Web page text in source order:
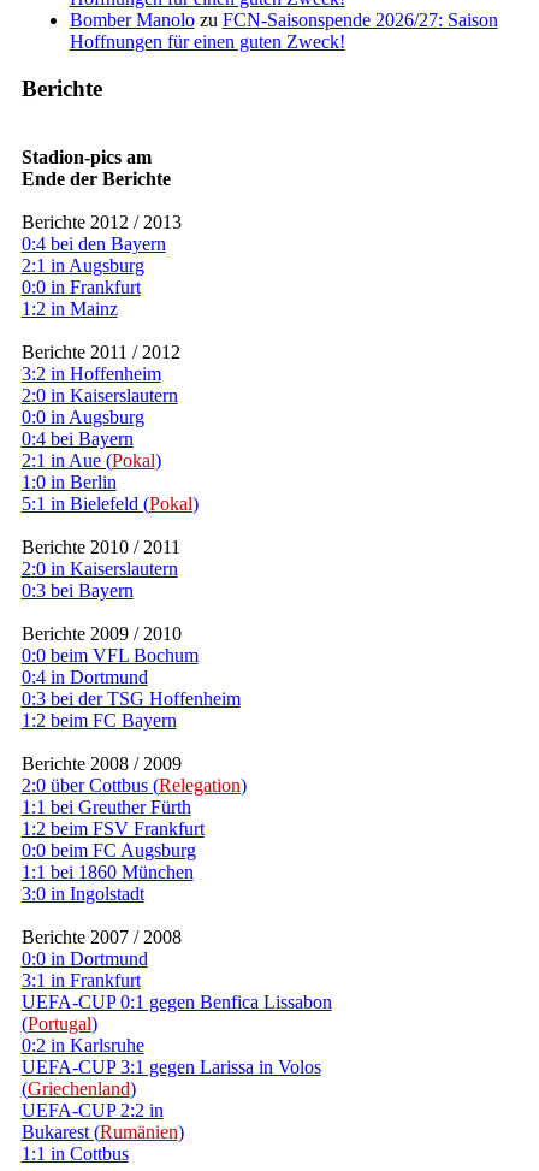
Bomber Manolozu FCN-Saisonspende 2026/27: Saison
Hoffnungen für einen guten Zweck!
Berichte
Stadion-pics am
Ende der Berichte
Berichte 2012 / 2013
0:4 bei den Bayern
2:1 in Augsburg
0:0 in Frankfurt
1:2 in Mainz
Berichte 2011 / 2012
3:2 in Hoffenheim
2:0 in Kaiserslautern
0:0 in Augsburg
0:4 bei Bayern
2:1 in Aue (Pokal)
1:0 in Berlin
5:1 in Bielefeld (Pokal)
Berichte 2010 / 2011
2:0 in Kaiserslautern
0:3 bei Bayern
Berichte 2009 / 2010
0:0 beim VFL Bochum
0:4 in Dortmund
0:3 bei der TSG Hoffenheim
1:2 beim FC Bayern
Berichte 2008 / 2009
2:0 über Cottbus (Relegation)
1:1 bei Greuther Fürth
1:2 beim FSV Frankfurt
0:0 beim FC Augsburg
1:1 bei 1860 München
3:0 in Ingolstadt
Berichte 2007 / 2008
0:0 in Dortmund
3:1 in Frankfurt
UEFA-CUP 0:1 gegen Benfica Lissabon
(Portugal)
0:2 in Karlsruhe
UEFA-CUP 3:1 gegen Larissa in Volos
(Griechenland)
UEFA-CUP 2:2 in
Bukarest (Rumänien)
1:1 in Cottbus